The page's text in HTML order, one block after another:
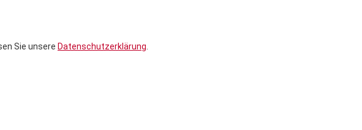
Sie unsere Datenschutzerklärung